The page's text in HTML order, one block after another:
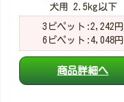
犬用 2.5kg以下
3ピペット:2,242円
6ピペット:4,048円
商品詳細へ